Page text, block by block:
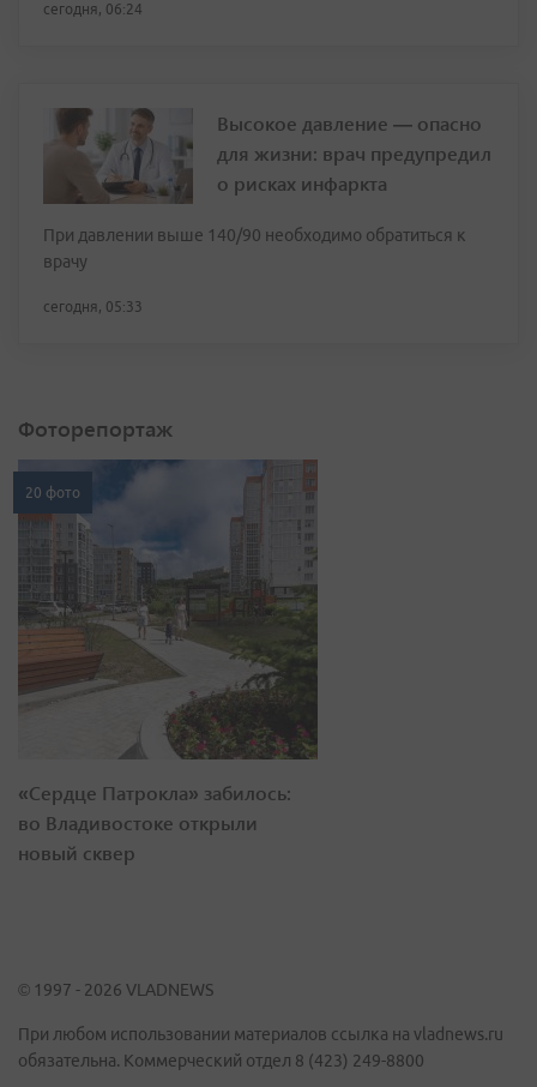
сегодня, 06:24
Высокое давление — опасно
для жизни: врач предупредил
о рисках инфаркта
При давлении выше 140/90 необходимо обратиться к
врачу
сегодня, 05:33
Фоторепортаж
20 фото
«Сердце Патрокла» забилось:
во Владивостоке открыли
новый сквер
© 1997 - 2026 VLADNEWS
При любом использовании материалов ссылка на vladnews.ru
обязательна. Коммерческий отдел 8 (423) 249-8800